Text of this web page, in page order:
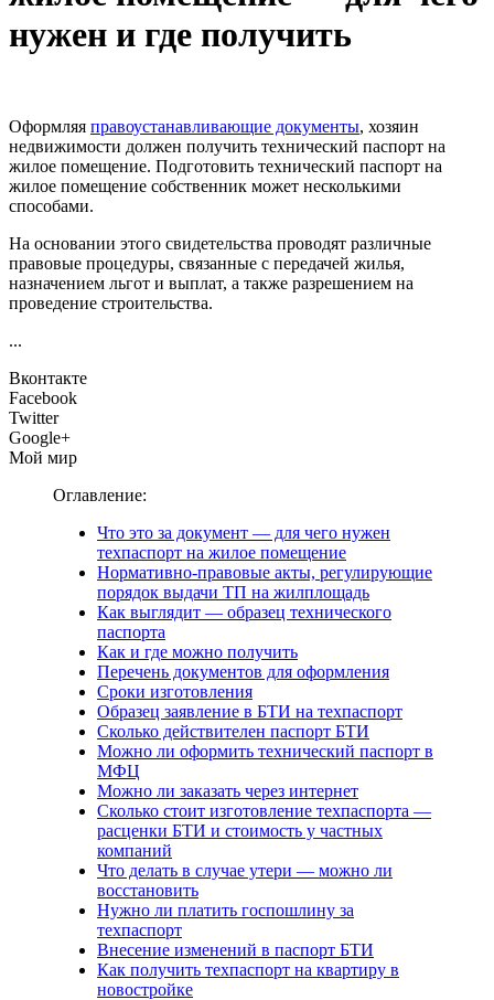
нужен и где получить
Оформляя правоустанавливающие документы, хозяин
недвижимости должен получить технический паспорт на
жилое помещение. Подготовить технический паспорт на
жилое помещение собственник может несколькими
способами.
На основании этого свидетельства проводят различные
правовые процедуры, связанные с передачей жилья,
назначением льгот и выплат, а также разрешением на
проведение строительства.
...
Вконтакте
Facebook
Twitter
Google+
Мой мир
Оглавление:
Что это за документ — для чего нужен
техпаспорт на жилое помещение
Нормативно-правовые акты, регулирующие
порядок выдачи ТП на жилплощадь
Как выглядит — образец технического
паспорта
Как и где можно получить
Перечень документов для оформления
Сроки изготовления
Образец заявление в БТИ на техпаспорт
Сколько действителен паспорт БТИ
Можно ли оформить технический паспорт в
МФЦ
Можно ли заказать через интернет
Сколько стоит изготовление техпаспорта —
расценки БТИ и стоимость у частных
компаний
Что делать в случае утери — можно ли
восстановить
Нужно ли платить госпошлину за
техпаспорт
Внесение изменений в паспорт БТИ
Как получить техпаспорт на квартиру в
новостройке